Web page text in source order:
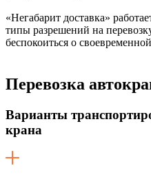
«Негабарит доставка»
типы разрешений на
беспокоиться о
Перевозка
Варианты
крана